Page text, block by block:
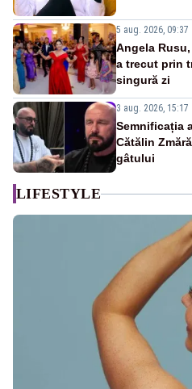
5 aug. 2026, 09:37
Angela
a trecut prin
singură zi
3 aug. 2026, 15:17
Semnificația
Cătălin
gâtului
LIFESTYLE